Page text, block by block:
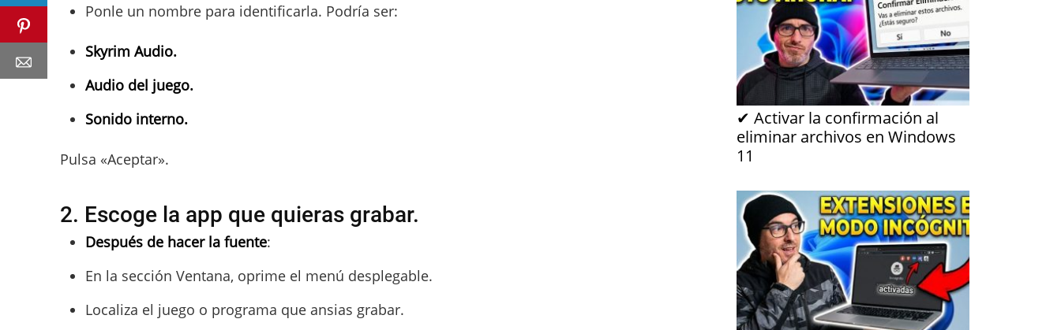
Ponle un nombre para identificarla. Podría ser:
Skyrim Audio.
Audio del juego.
Sonido interno.
Pulsa «Aceptar».
2. Escoge la app que quieras grabar.
Después de hacer la fuente:
En la sección Ventana, oprime el menú desplegable.
Localiza el juego o programa que ansias grabar.
✔ Activar la confirmación al
eliminar archivos en Windows
11